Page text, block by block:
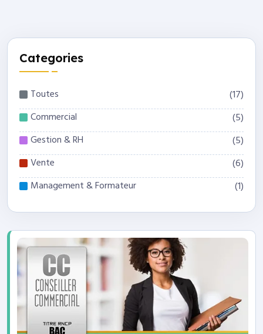
Categories
Toutes
(17)
Commercial
(5)
Gestion & RH
(5)
Vente
(6)
Management & Formateur
(1)